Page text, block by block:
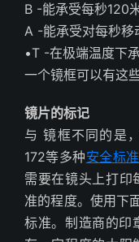
B -能承受每秒120
A -能承受对每秒移
•T -在极端温度下
一个镜框可以有这
镜片的标记
与 镜框不同的是
172等多种安全标准
需要在镜头上打印
准的程度。使用下
标准。制造商的印